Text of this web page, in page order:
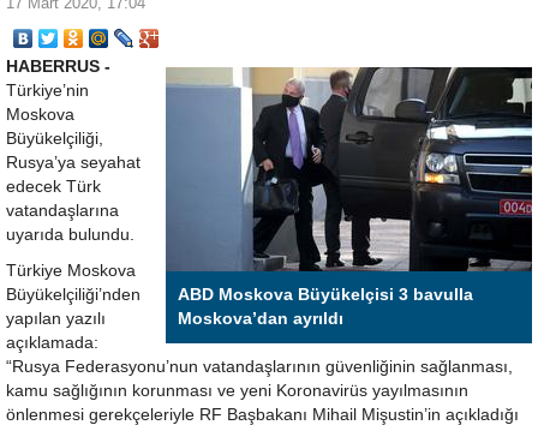
ABD Moskova Büyükelçisi 3 bavulla
Moskova’dan ayrıldı
HABERRUS -
Türkiye’nin
Moskova
Büyükelçiliği,
Rusya’ya seyahat
edecek Türk
vatandaşlarına
uyarıda bulundu.
Türkiye Moskova
Büyükelçiliği’nden
yapılan yazılı
açıklamada:
“Rusya Federasyonu’nun vatandaşlarının güvenliğinin sağlanması,
kamu sağlığının korunması ve yeni Koronavirüs yayılmasının
önlenmesi gerekçeleriyle RF Başbakanı Mihail Mişustin’in açıkladığı